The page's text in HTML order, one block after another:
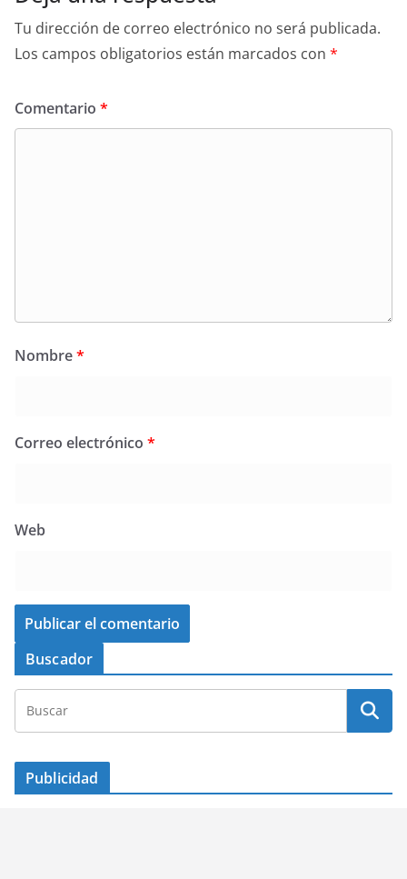
Tu dirección de correo electrónico no será publicada.
Los campos obligatorios están marcados con *
Comentario *
Nombre*
Correo electrónico *
Web
Buscador
Publicidad